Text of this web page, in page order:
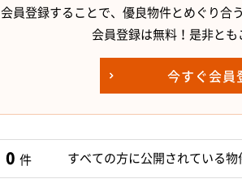
会員登録することで、優良物件とめぐり合
会員登録は無料！是非とも
今すぐ会員
0 件 すべての方に公開されている物